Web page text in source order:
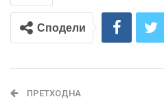
Сподели
ПРЕТХОДНА